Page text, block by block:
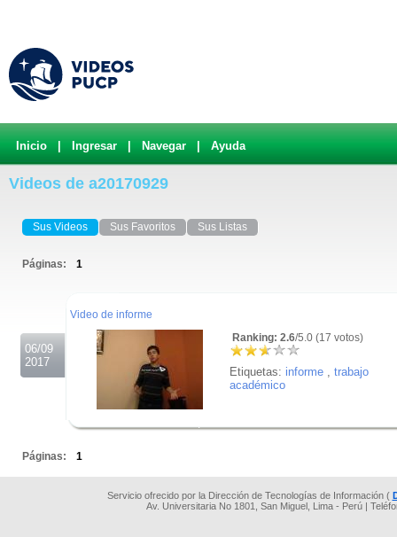
Inicio Ingresar Navegar Ayuda
Videos de a20170929
Sus Videos Sus Favoritos Sus Listas
Páginas: 1
06/09
2017
Video de informe
Ranking: 2.6/5.0 (17 votos)
Etiquetas: informe
trabajo
académico
Páginas: 1
Servicio ofrecido por la Dirección de Tecnologías de Información (
Av. Universitaria No 1801, San Miguel, Lima - Perú |